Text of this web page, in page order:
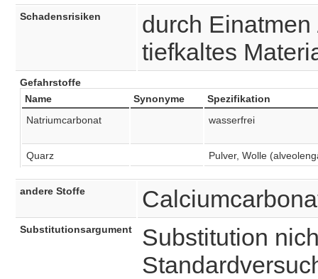
Schadensrisiken
durch
tiefkaltes
Gefahrstoffe
Name
Synonyme
Spezifikation
Natriumcarbonat
wasserfrei
Quarz Pulver, Wolle
andere Stoffe
Substitutionsargument
Substitution